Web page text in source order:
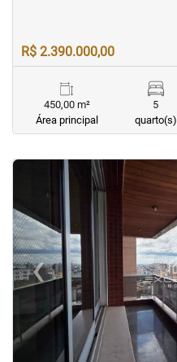
R$ 2.390.000,00
450,00 m²
Área principal
5
quarto(s)
<
‹Previous